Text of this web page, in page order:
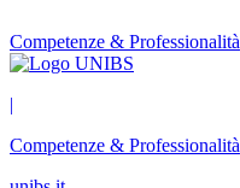
Competenze & Professionalità
|
Competenze & Professionalità